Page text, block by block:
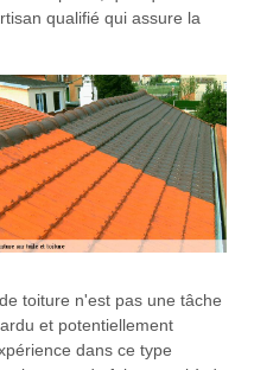
qualifié qui assure la
toiture n'est pas une tâche
et potentiellement
dans ce type